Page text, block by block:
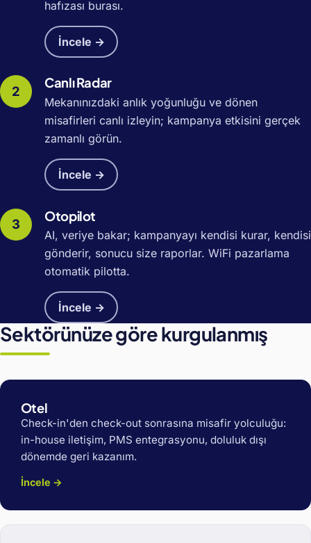
hafızası burası.
İncele →
Canlı Radar
Mekanınızdaki anlık yoğunluğu ve dönen
misafirleri canlı izleyin; kampanya etkisini gerçek
zamanlı görün.
İncele →
Otopilot
AI, veriye bakar; kampanyayı kendisi kurar, kendisi
gönderir, sonucu size raporlar. WiFi pazarlama
otomatik pilotta.
İncele →
Sektörünüze göre kurgulanmış
Otel
Check-in'den check-out sonrasına misafir yolculuğu:
in-house iletişim, PMS entegrasyonu, doluluk dışı
dönemde geri kazanım.
İncele →